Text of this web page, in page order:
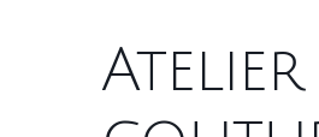
Atelier